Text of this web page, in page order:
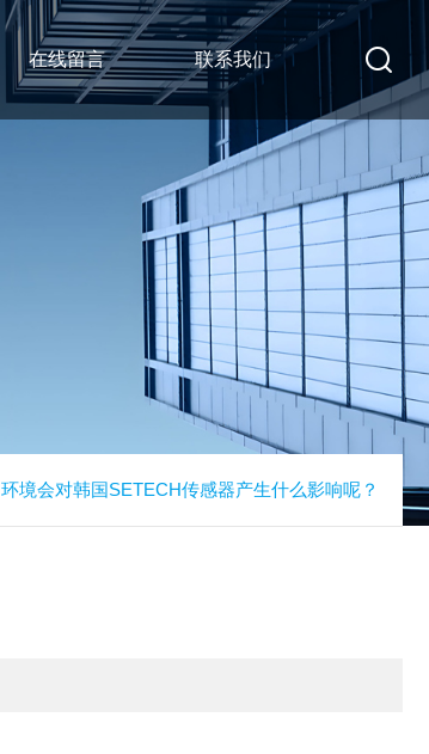
在线留言 联系我们
环境会对韩国SETECH传感器产生什么影响呢？